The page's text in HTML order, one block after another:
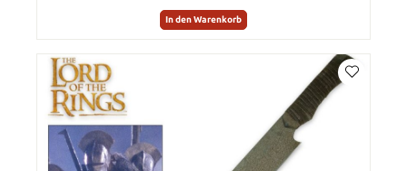
In den Warenkorb